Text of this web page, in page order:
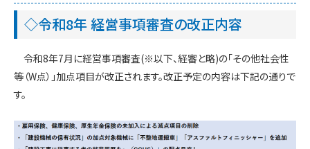
◇令和8年 経営事項審査の改正内容
令和8年7月に経営事項審査(※以下、経審と略)の「その他社会性
等（W点）」加点項目が改正されます。改正予定の内容は下記の通りで
す。